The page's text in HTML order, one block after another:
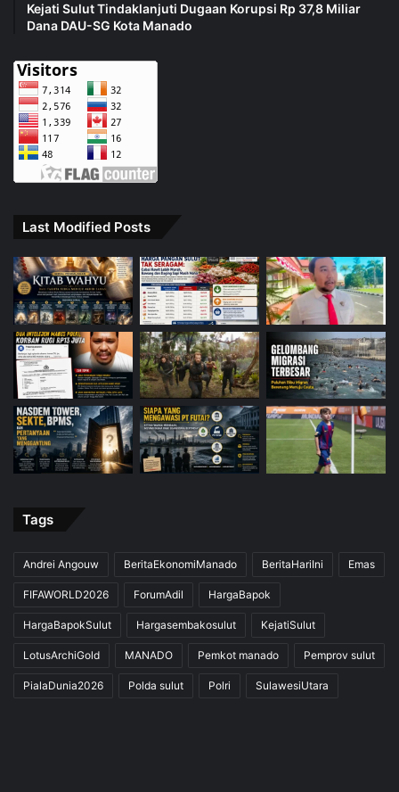
Kejati Sulut Tindaklanjuti Dugaan Korupsi Rp 37,8 Miliar
Dana DAU-SG Kota Manado
Last Modified Posts
Tags
Andrei Angouw BeritaEkonomiManado BeritaHariIni Emas
FIFAWORLD2026 ForumAdil HargaBapok
HargaBapokSulut Hargasembakosulut KejatiSulut
LotusArchiGold MANADO Pemkot manado Pemprov sulut
PialaDunia2026 Polda sulut Polri SulawesiUtara